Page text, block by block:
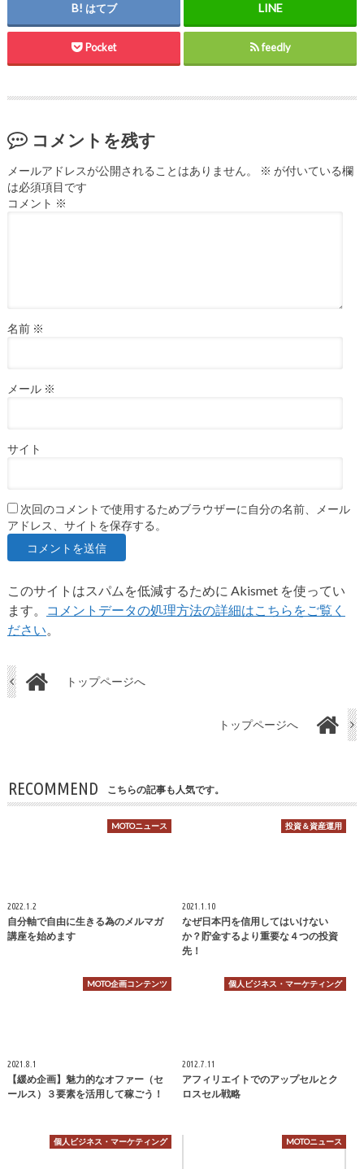
はてブ
Pocket feedly
コメントを残す
メールアドレスが公開されることはありません。 ※ が付いている欄
は必須項目です
コメント ※
名前 ※
メール ※
サイト
次回のコメントで使用するためブラウザーに自分の名前、メール
アドレス、サイトを保存する。
このサイトはスパムを低減するために Akismet を使ってい
ます。
コメントデータの処理方法の詳細はこちらをご覧く
ださい。
トップページへ
トップページへ
RECOMMEND こちらの記事も人気です。
MOTOニュース
2022.1.2
自分軸で自由に生きる為のメルマガ
講座を始めます
投資＆資産運用
2021.1.10
なぜ日本円を信用してはいけない
か？貯金するより重要な４つの投資
先！
MOTO企画コンテンツ
2021.8.1
【緩め企画】魅力的なオファー（セ
ールス）３要素を活用して稼ごう！
個人ビジネス・マーケティング
2012.7.11
アフィリエイトでのアップセルとク
ロスセル戦略
個人ビジネス・マーケティング MOTOニュース